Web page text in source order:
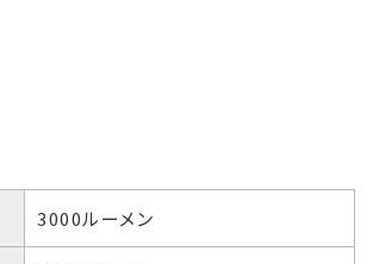
3000ルーメン